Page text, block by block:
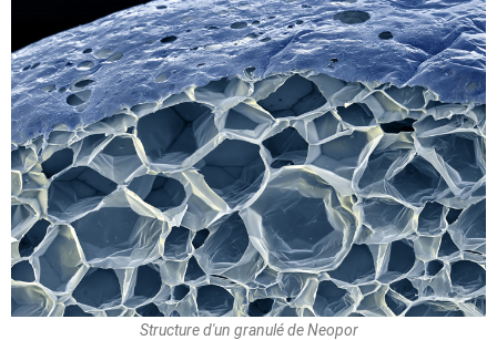
Structure d'un granulé de Neopor